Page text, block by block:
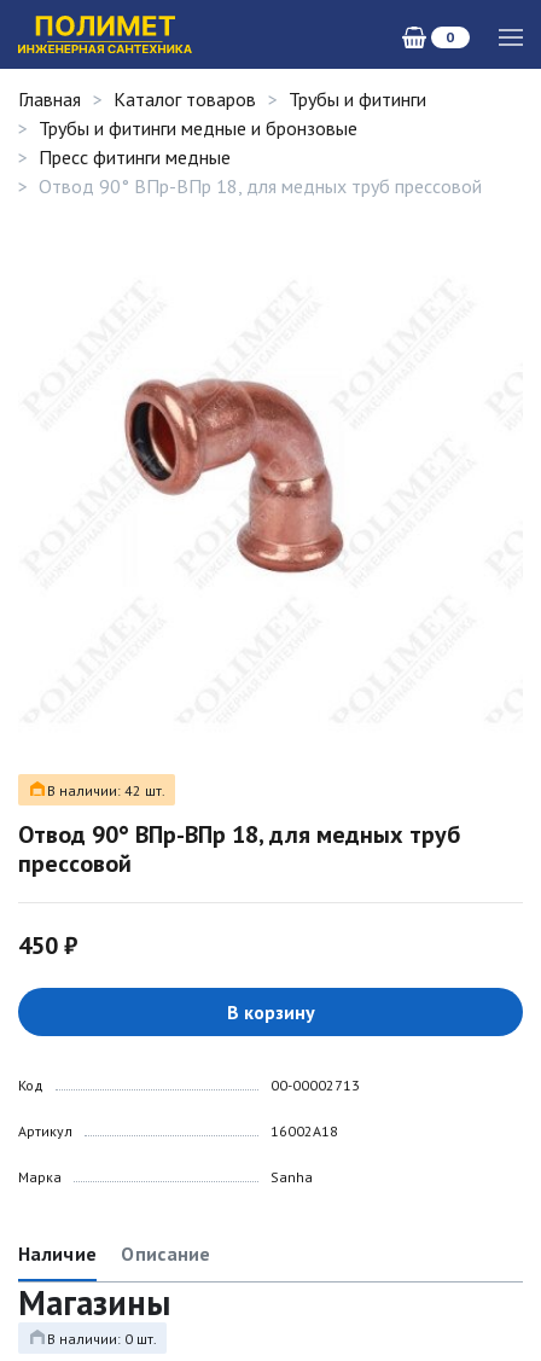
0
Главная Каталог товаров
Трубы и фитинги
Трубы и фитинги медные и бронзовые
Пресс фитинги медные
Отвод 90° ВПр-ВПр 18, для медных труб прессовой
В наличии: 42 шт.
Отвод 90° ВПр-ВПр 18, для медных труб
прессовой
450 ₽
В корзину
Код
Артикул
Марка
00-00002713
16002A18
Sanha
Наличие Описание
Магазины
В наличии: 0 шт.